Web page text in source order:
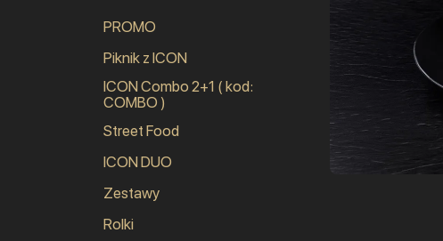
PROMO
Piknik z ICON
ICON Combo 2+1 ( kod:
COMBO )
Street Food
ICON DUO
Zestawy
Rolki